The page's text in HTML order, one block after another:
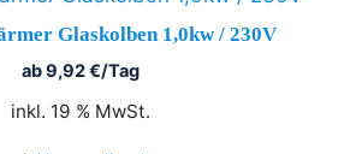
Glaskolben 1,0kw / 230V
ab9,92€/Tag
inkl. 19 % MwSt.